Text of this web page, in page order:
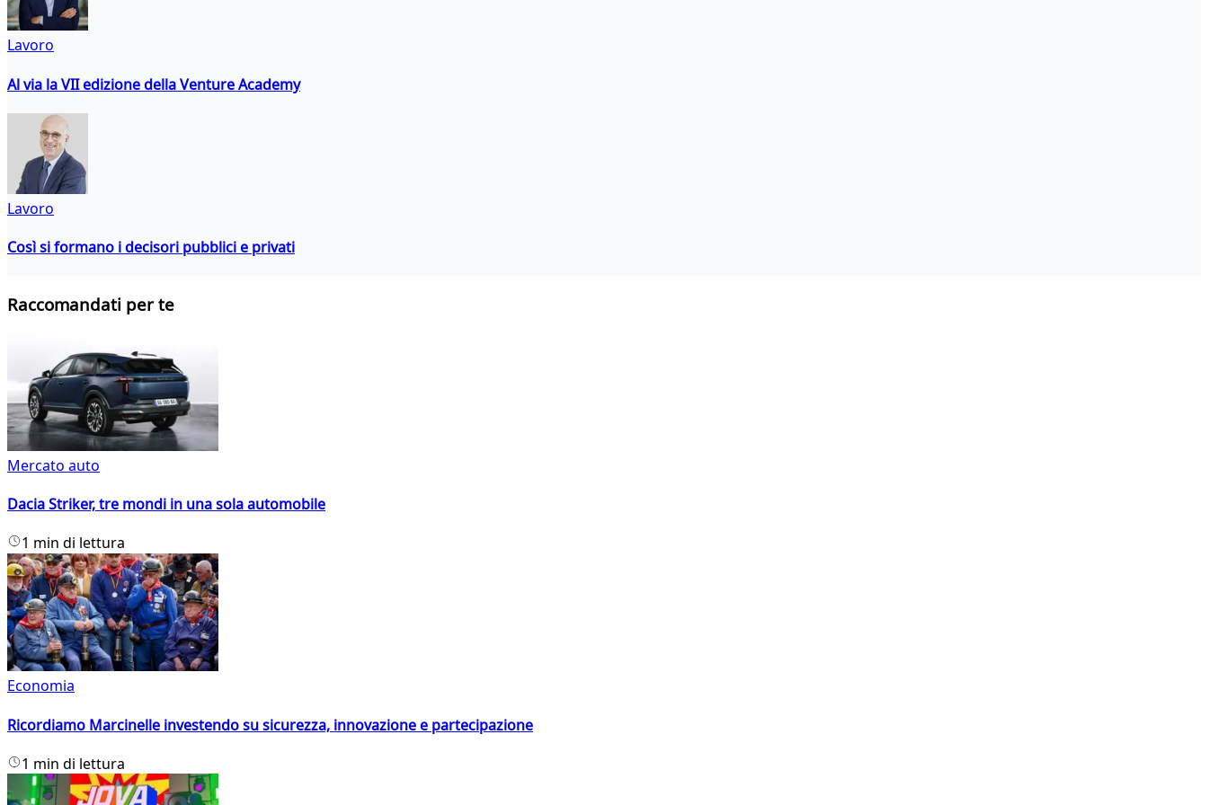
Lavoro
Al via la VII edizione della Venture Academy
Lavoro
Così si formano i decisori pubblici e privati
Raccomandati per te
Mercato auto
Dacia Striker, tre mondi in una sola automobile
1 min di lettura
Economia
Ricordiamo Marcinelle investendo su sicurezza, innovazione e partecipazione
1 min di lettura